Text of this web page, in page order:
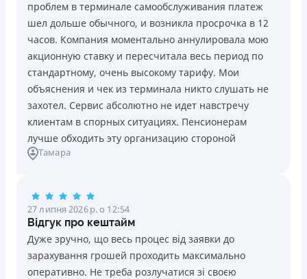
Недоліки
Нема кредиту для юросіб (ФОП)
Немає цілодобової підтримки по телефону, в Viber,
Telegram
Погашення
Оплата на розрахунковий рахунок
Онлайн (через сайт або інтернет-банкінг)
Через відділення банків-партнерів
Вся інформація про кредит
ОТРИМАТИ ПОЗИКУ Детальніше
Переваги
Довгостроковість: Кредит на 120 днів із виплатою
частинами (кожні 15–30 днів)
Швидкість: Автоматичне рішення та зарахування на
картку за 5 хвилин
Безпека: Безмежна верифікація через BankID
Акція: Перший платіж під 0,01% на день за
промокодом
Прозорість: Надійна ліцензія НБУ, без прихованих
Недоліки
Нема програми лояльності для постійних клієнтів
Нема кредиту для юросіб (ФОП)
Немає цілодобової підтримки
Telegram, Facebook
проблем в терминале самообслуживания платеж
шел дольше обычного, и возникла просрочка в 12
часов. Компания моментально аннулировала мою
акционную ставку и пересчитала весь период по
стандартному, очень высокому тарифу. Мои
объяснения и чек из терминала никто слушать не
захотел. Сервис абсолютно не идет навстречу
клиентам в спорных ситуациях. Пенсионерам
лучше обходить эту организацию стороной
Тамара
27 липня 2026 р. о 12:54
Відгук про кештайм
Дуже зручно, що весь процес від заявки до
зарахування грошей проходить максимально
оперативно. Не треба розлучатися зі своєю